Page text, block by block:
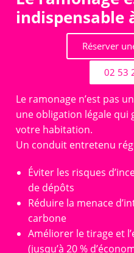
indispensable
Réserver
02 53
Le ramonage n’est pas
une obligation légale qui
votre habitation.
Un conduit entretenu
Éviter les risques
de dépôts
Réduire la menace
carbone
Améliorer le tirage et
(jusqu’à 20 %